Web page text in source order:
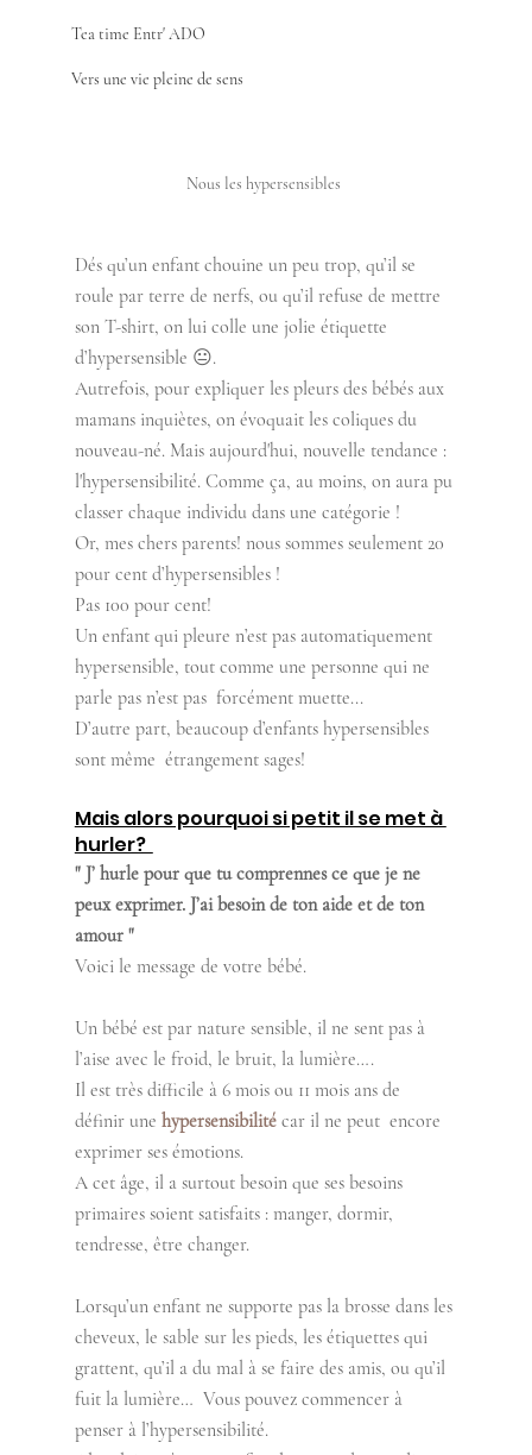
Tea time Entr' ADO
Vers une vie pleine de sens
Nous les hypersensibles
Dés qu’un enfant chouine un peu trop, qu’il se
roule par terre de nerfs, ou qu’il refuse de mettre
son T-shirt, on lui colle une jolie étiquette
d’hypersensible 😐.
Autrefois, pour expliquer les pleurs des bébés aux
mamans inquiètes, on évoquait les coliques du
nouveau-né. Mais aujourd'hui, nouvelle tendance :
l'hypersensibilité. Comme ça, au moins, on aura pu
classer chaque individu dans une catégorie !
Or, mes chers parents! nous sommes seulement 20
pour cent d’hypersensibles !
Pas 100 pour cent!
Un enfant qui pleure n’est pas automatiquement
hypersensible, tout comme une personne qui ne
parle pas n’est pas  forcément muette...
D’autre part, beaucoup d’enfants hypersensibles
sont même  étrangement sages!
Mais alors pourquoi si petit il se met à
hurler?
" J’ hurle pour que tu comprennes ce que je ne
peux exprimer. J’ai besoin de ton aide et de ton
amour "
Voici le message de votre bébé.
Un bébé est par nature sensible, il ne sent pas à
l’aise avec le froid, le bruit, la lumière….
Il est très difficile à 6 mois ou 11 mois ans de
définir une hypersensibilité car il ne peut  encore
exprimer ses émotions.
A cet âge, il a surtout besoin que ses besoins
primaires soient satisfaits : manger, dormir,
tendresse, être changer.
Lorsqu’un enfant ne supporte pas la brosse dans les
cheveux, le sable sur les pieds, les étiquettes qui
grattent, qu’il a du mal à se faire des amis, ou qu’il
fuit la lumière…  Vous pouvez commencer à
penser à l’hypersensibilité.